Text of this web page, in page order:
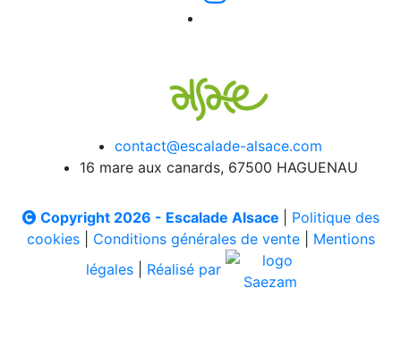
contact@escalade-alsace.com
16 mare aux canards, 67500 HAGUENAU
Copyright 2026 - Escalade Alsace
Politique des
cookies| Conditions générales de vente| Mentions
légales
Réalisé par